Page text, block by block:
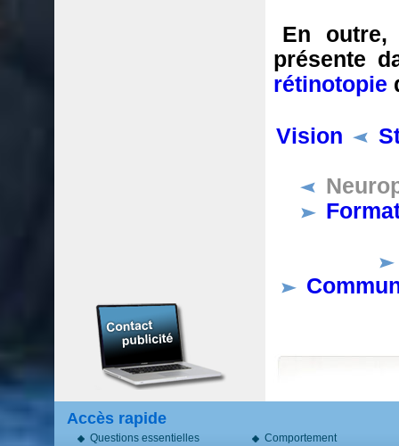
En outre,
présente
rétinotopie
Vision
Accès rapide
Questions essentielles
Comportement